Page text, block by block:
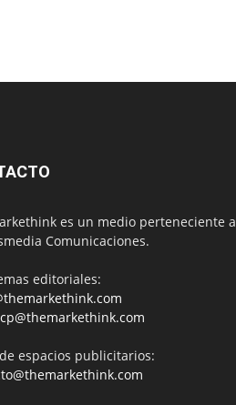
es un medio perteneciente a
Comunicaciones.
editoriales:
espacios publicitarios: